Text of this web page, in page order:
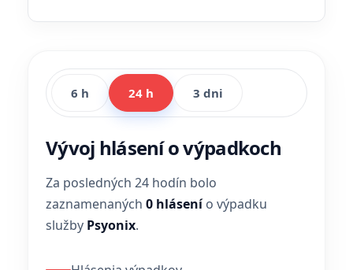
6 h 24 h 3 dni
Vývoj hlásení o výpadkoch
Za posledných 24 hodín bolo
zaznamenaných 0 hlásenío výpadku
služby Psyonix.